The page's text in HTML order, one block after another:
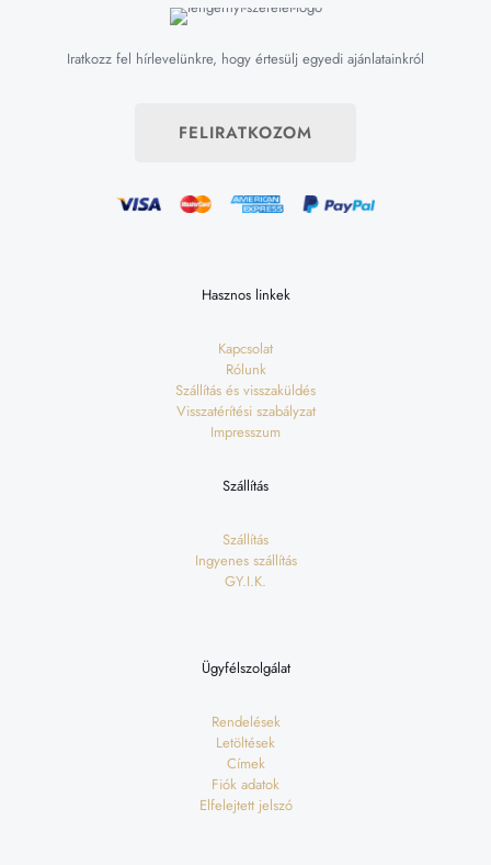
Iratkozz fel hírlevelünkre, hogy értesülj egyedi ajánlatainkról
FELIRATKOZOM
Hasznos linkek
Kapcsolat
Rólunk
Szállítás és visszaküldés
Visszatérítési szabályzat
Impresszum
Szállítás
Szállítás
Ingyenes szállítás
GY.I.K.
Ügyfélszolgálat
Rendelések
Letöltések
Címek
Fiók adatok
Elfelejtett jelszó